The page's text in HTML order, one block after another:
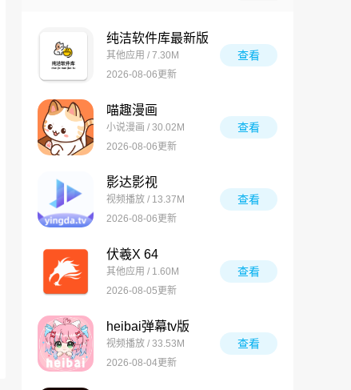
纯洁软件库最新版
其他应用 / 7.30M
2026-08-06更新
查看
喵趣漫画
小说漫画 / 30.02M
2026-08-06更新
查看
影达影视
视频播放 / 13.37M
2026-08-06更新
查看
伏羲X 64
其他应用 / 1.60M
2026-08-05更新
查看
heibai弹幕tv版
视频播放 / 33.53M
2026-08-04更新
查看